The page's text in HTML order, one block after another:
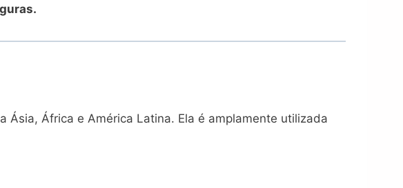
África e América Latina. Ela é amplamente utilizada